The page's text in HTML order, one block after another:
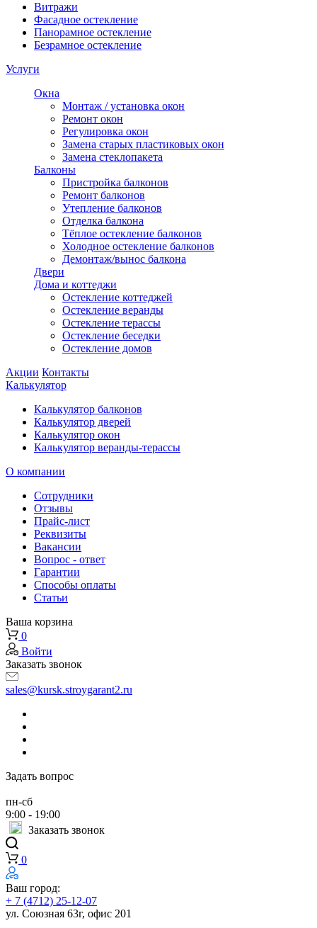
Витражи
Фасадное остекление
Панорамное остекление
Безрамное остекление
Услуги
Окна
Монтаж / установка окон
Ремонт окон
Регулировка окон
Замена старых пластиковых окон
Замена стеклопакета
Балконы
Пристройка балконов
Ремонт балконов
Утепление балконов
Отделка балкона
Тёплое остекление балконов
Холодное остекление балконов
Демонтаж/вынос балкона
Двери
Дома и коттеджи
Остекление коттеджей
Остекление веранды
Остекление терассы
Остекление беседки
Остекление домов
Акции Контакты
Калькулятор
Калькулятор балконов
Калькулятор дверей
Калькулятор окон
Калькулятор веранды-терассы
О компании
Сотрудники
Отзывы
Прайс-лист
Реквизиты
Вакансии
Вопрос - ответ
Гарантии
Способы оплаты
Статьи
Ваша корзина
0
Войти
Заказать звонок
sales@kursk.stroygarant2.ru
Задать вопрос
пн-сб
9:00 - 19:00
Заказать звонок
0
Ваш город:
+ 7 (4712) 25-12-07
ул. Союзная 63г, офис 201